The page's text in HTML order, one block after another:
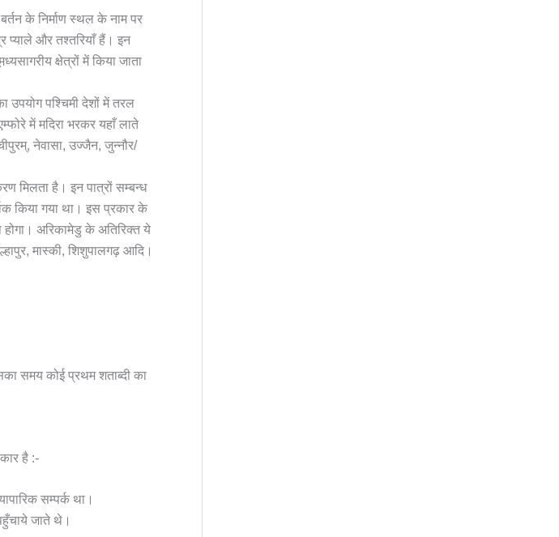
के निर्माण स्थल के नाम पर
प्याले और तश्तरियाँ हैं। इन
क्षेत्रों में किया जाता
उपयोग पश्चिमी देशों में तरल
में मदिरा भरकर यहाँ लाते
नेवासा, उज्जैन, जुन्नौर/
मिलता है। इन पात्रों सम्बन्ध
किया गया था। इस प्रकार के
होगा। अरिकामेडु के अतिरिक्त ये
मास्की, शिशुपालगढ़ आदि।
समय कोई प्रथम शताब्दी का
है :-
सम्पर्क था।
जाते थे।